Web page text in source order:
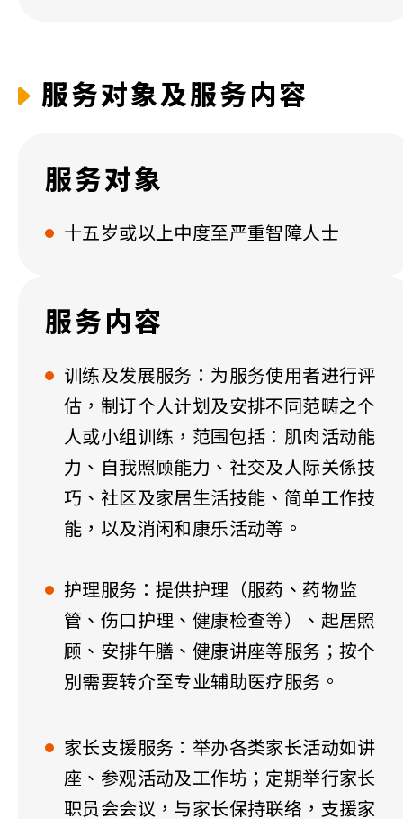
服务对象及服务内容
服务对象
十五岁或以上中度至严重智障人士
服务内容
训练及发展服务：为服务使用者进行评
估，制订个人计划及安排不同范畴之个
人或小组训练，范围包括：肌肉活动能
力、自我照顾能力、社交及人际关係技
巧、社区及家居生活技能、简单工作技
能，以及消闲和康乐活动等。
护理服务：提供护理（服药、药物监
管、伤口护理、健康检查等）、起居照
顾、安排午膳、健康讲座等服务；按个
別需要转介至专业辅助医疗服务。
家长支援服务：举办各类家长活动如讲
座、参观活动及工作坊；定期举行家长
职员会会议，与家长保持联络，支援家